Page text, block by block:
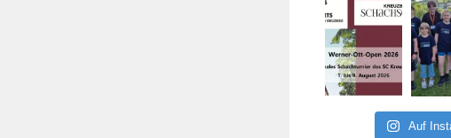
Auf